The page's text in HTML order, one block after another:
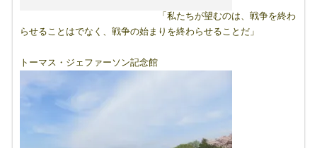
「私たちが望むのは、戦争を終わ
らせることはでなく、戦争の始まりを終わらせることだ」
トーマス・ジェファーソン記念館